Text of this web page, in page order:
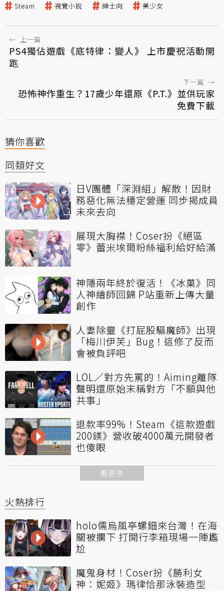
Steam 視覺小說 紳士向 美少女
← 上一篇
PS4獨佔遊戲《底特律：變人》 上市慶祝活動開
跑
下一篇 →
恐怖神作重生？17歲少年還原《P.T.》並供玩家
免費下載
猜你喜歡
同類好文
日V團體「深淵組」解散！因財
務惡化無法穩定營運 同步揭成員
未來去向
展現大胸襟！Coser扮《絕區
零》蕾米埃爾粉絲福利給好給滿
神隱兩年終於復活！《冰菓》同
人神繪師回歸 P站重新上傳大量
創作
人妻除靈《打屁股驅魔師》出現
「梅川伊芙」Bug！這修了反而
會被負評吧
LOL／對方先罵的！Aiming離隊
聲明還原始末稱對方「不願與他
共事」
退款率99%！Steam《這款遊戲
200鎂》營收破4000萬元開發者
也傻眼
看更多
火熱排行
holo儒烏風亭螺鈿來台灣！在海
關被攔下 打開行李箱現場一陣尷
尬
魔鬼身材！Coser扮《勝利女
神：妮姬》瑪律恰那泳裝造型